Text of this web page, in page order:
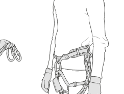
votre capacité à refaire
en toute sécurité, avant
autonomie.
exemples de techniques
Il peut en exister d’autres
pas ici.